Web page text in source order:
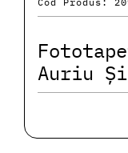
Auriu